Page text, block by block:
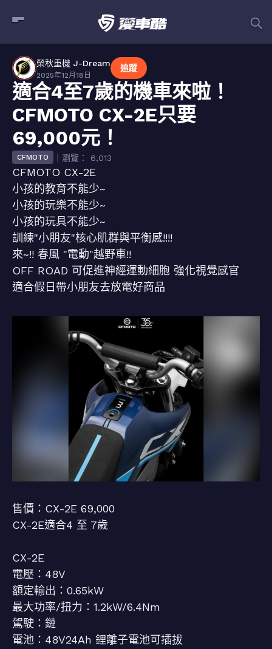
榮秋重機 J-Dream
2025年12月18日
追蹤
適合4至7歲的機車來啦！
CFMOTO CX-2E只要
69,000元！
CFMOTO ｜瀏覽： 6,013
CFMOTO CX-2E
小孩的教育不能少~
小孩的玩樂不能少~
小孩的玩具不能少~
訓練"小朋友"核心肌群與平衡感!!!!
來~!! 春風 "電動"越野車!!
OFF ROAD 可促進神經運動細胞 強化視覺感官
適合假日帶小朋友去放電好商品
售價：CX-2E 69,000
CX-2E適合4 至 7歲
CX-2E
電壓：48V
額定輸出：0.65kW
最大功率/扭力：1.2kW/6.4Nm
駕駛：鏈
電池：48V24Ah 鋰離子電池可插拔